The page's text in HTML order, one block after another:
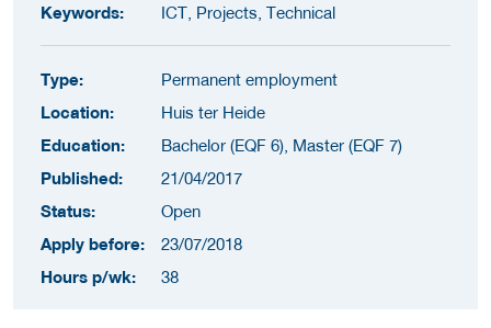
Keywords: ICT, Projects, Technical
Type:
Permanent employment
Location:
Huis ter Heide
Education:
Bachelor (EQF 6), Master (EQF 7)
Published:
21/04/2017
Status:
Open
Apply before:
23/07/2018
Hours p/wk:
38